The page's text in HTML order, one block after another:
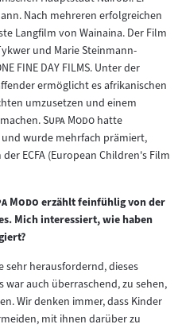
Nach mehreren erfolgreichen
Langfilm von Wainaina. Der Film
und Marie Steinmann-
FINE DAY FILMS. Unter der
ermöglicht es afrikanischen
umzusetzen und einem
"
Supa Modo"hatte
wurde mehrfach prämiert,
ECFA (European Children's Film
Modo "erzählt feinfühlig von der
Mich interessiert, wie haben
sehr herausfordernd, dieses
war auch überraschend, zu sehen,
Wir denken immer, dass Kinder
mit ihnen darüber zu